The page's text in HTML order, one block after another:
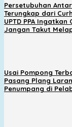
Persetubuhan Antar
Terungkap dari
UPTD PPA Ingatkan
Jangan Takut
Usai Pompong
Pasang Plang
Penumpang di